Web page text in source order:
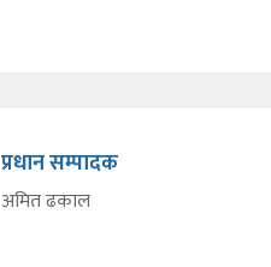
प्रधान सम्पादक
अमित ढकाल